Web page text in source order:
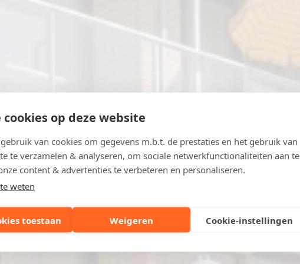
cookies op deze website
van cookies om gegevens m.b.t. de prestaties en het gebruik van
te verzamelen & analyseren, om sociale netwerkfunctionaliteiten aan te
content & advertenties te verbeteren en personaliseren.
weten
toestaan Weigeren Cookie-instellingen